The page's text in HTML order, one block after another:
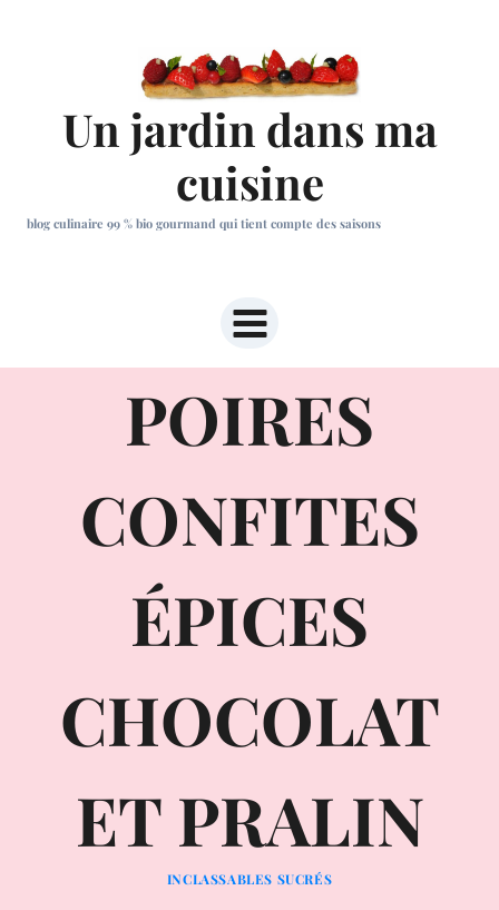
Un jardin dans ma
cuisine
blog culinaire 99 % bio gourmand qui tient compte des saisons
POIRES
CONFITES
ÉPICES
CHOCOLAT
ET PRALIN
INCLASSABLES SUCRÉS